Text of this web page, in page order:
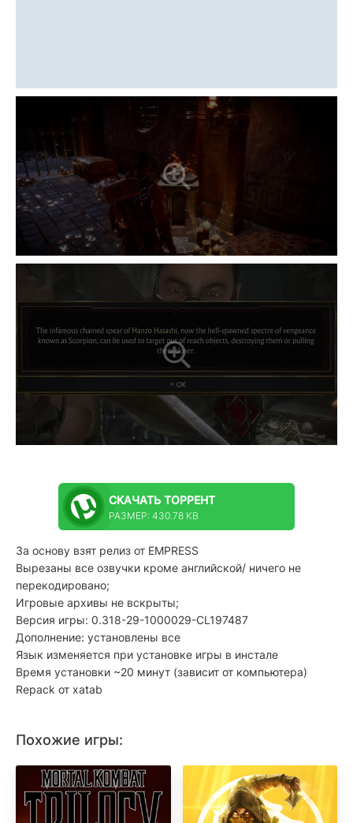
СКАЧАТЬ ТОРРЕНТ
РАЗМЕР: 430.78 KB
За основу взят релиз от EMPRESS
Вырезаны все озвучки кроме английской/ ничего не
перекодировано;
Игровые архивы не вскрыты;
Версия игры: 0.318-29-1000029-CL197487
Дополнение: установлены все
Язык изменяется при установке игры в инстале
Время установки ~20 минут (зависит от компьютера)
Repack от xatab
Похожие игры: